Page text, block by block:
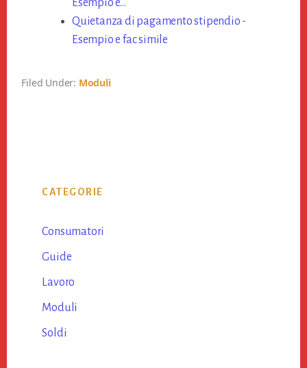
Esempio e…
Quietanza di pagamento stipendio -
Esempio e fac simile
Filed Under: Moduli
Sidebar
CATEGORIE
Consumatori
Guide
Lavoro
Moduli
Soldi